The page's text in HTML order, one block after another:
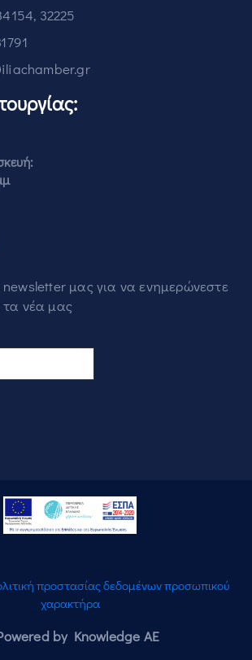
32225
newsletter μας για να ενημερώνεστε
τα νέα μας
προστασίας δεδομένων προσωπικού
χαρακτήρα
by Knowledge AE